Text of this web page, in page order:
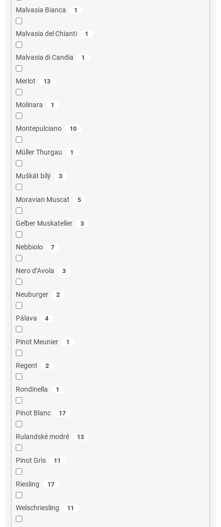
Malvasia Bianca 1
Malvasia del Chianti 1
Malvasia di Candia 1
Merlot 13
Molinara 1
Montepulciano 10
Müller Thurgau 1
Muškát bílý 3
Moravian Muscat 5
Gelber Muskateller 3
Nebbiolo 7
Nero d’Avola 3
Neuburger 2
Pálava 4
Pinot Meunier 1
Regent 2
Rondinella 1
Pinot Blanc 17
Rulandské modré 13
Pinot Gris 11
Riesling 17
Welschriesling 11